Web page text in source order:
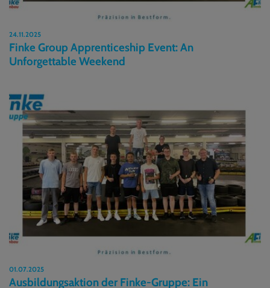
24.11.2025
Finke Group Apprenticeship Event: An
Unforgettable Weekend
01.07.2025
Ausbildungsaktion der Finke-Gruppe: Ein